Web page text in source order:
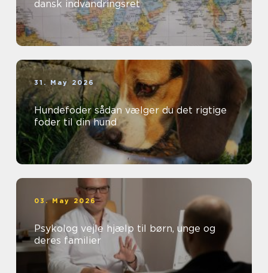
dansk indvandringsret
31. May 2026
Hundefoder sådan vælger du det rigtige
foder til din hund
03. May 2026
Psykolog vejle hjælp til børn, unge og
deres familier